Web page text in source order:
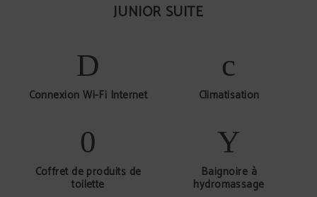
JUNIOR SUITE
Connexion Wi-Fi Internet Climatisation
Coffret de produits de
toilette
Baignoire à
hydromassage